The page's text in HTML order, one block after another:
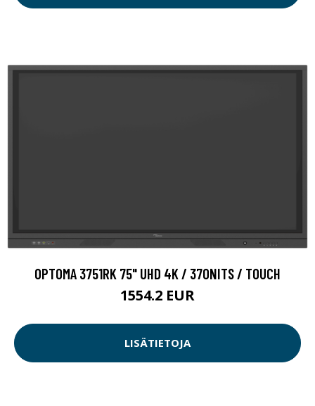
OPTOMA 3751RK 75" UHD 4K / 370NITS / TOUCH
1554.2 EUR
LISÄTIETOJA